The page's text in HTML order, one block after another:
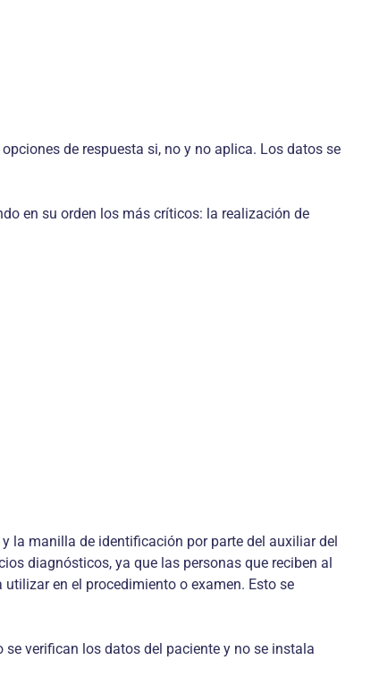
de respuesta si, no y no aplica. Los datos se
en su orden los más críticos: la realización de
la manilla de identificación por parte del auxiliar del
diagnósticos, ya que las personas que reciben al
en el procedimiento o examen. Esto se
verifican los datos del paciente y no se instala